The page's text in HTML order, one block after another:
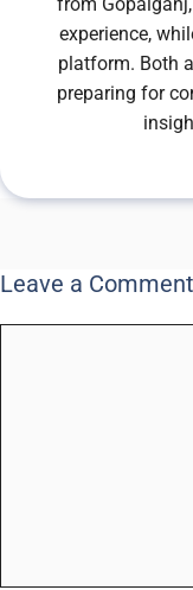
experience,
platform. Both
preparing for
Leave a Comment